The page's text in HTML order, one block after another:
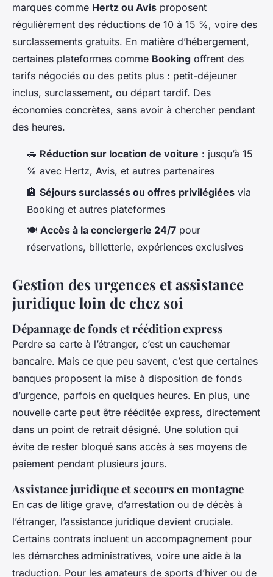
marques comme Hertz ou Avis proposent
régulièrement des réductions de 10 à 15 %, voire des
surclassements gratuits. En matière d’hébergement,
certaines plateformes comme Booking offrent des
tarifs négociés ou des petits plus : petit-déjeuner
inclus, surclassement, ou départ tardif. Des
économies concrètes, sans avoir à chercher pendant
des heures.
🚗 Réduction sur location de voiture : jusqu’à 15
% avec Hertz, Avis, et autres partenaires
🏨 Séjours surclassés ou offres privilégiées via
Booking et autres plateformes
🍽️ Accès à la conciergerie 24/7 pour
réservations, billetterie, expériences exclusives
Gestion des urgences et assistance
juridique loin de chez soi
Dépannage de fonds et réédition express
Perdre sa carte à l’étranger, c’est un cauchemar
bancaire. Mais ce que peu savent, c’est que certaines
banques proposent la mise à disposition de fonds
d’urgence, parfois en quelques heures. En plus, une
nouvelle carte peut être rééditée express, directement
dans un point de retrait désigné. Une solution qui
évite de rester bloqué sans accès à ses moyens de
paiement pendant plusieurs jours.
Assistance juridique et secours en montagne
En cas de litige grave, d’arrestation ou de décès à
l’étranger, l’assistance juridique devient cruciale.
Certains contrats incluent un accompagnement pour
les démarches administratives, voire une aide à la
traduction. Pour les amateurs de sports d’hiver ou de